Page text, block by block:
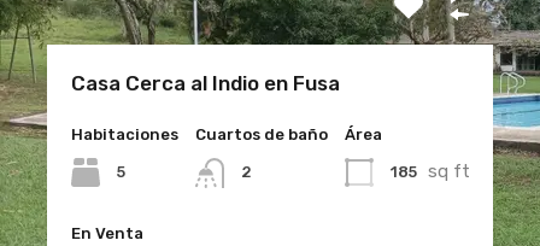
Casa Cerca al Indio en Fusa
Habitaciones
5
Cuartos de baño
2
Área
185 sq ft
En Venta